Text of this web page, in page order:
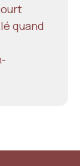
quand